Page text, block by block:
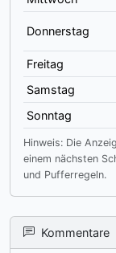
Donnerstag
Freitag
Samstag
Sonntag
Hinweis: Die
einem nächsten
und Pufferregeln.
Kommentare